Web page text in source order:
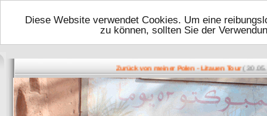
Diese Website verwendet Cookies. Um eine
zu können, sollten Sie der
Zurück von meiner Polen - Litauen Tour(